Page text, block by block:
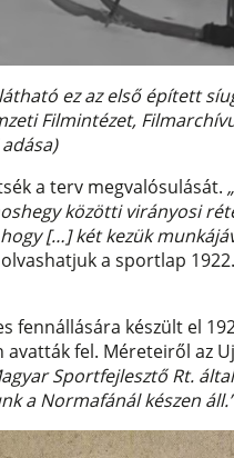
ez az első épített
Filmintézet,
a terv megvalósulását.
közötti virányosi
[…] két kezük
a sportlap
fennállására készült el
avatták fel. Méreteiről az
Sportfejlesztő Rt.
a Normafánál készen